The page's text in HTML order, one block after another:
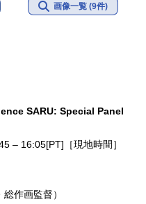
画像一覧 (9件)
SARU: Special Panel
– 16:05[PT]［現地時間］
作画監督）